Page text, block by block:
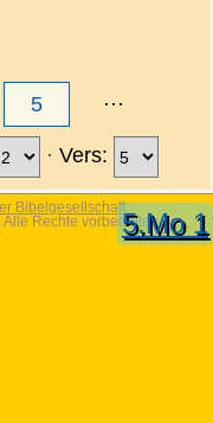
5 ···
Vers:
Bibelgesellschaft.
Rechte vorbehalten.5.Mo 1